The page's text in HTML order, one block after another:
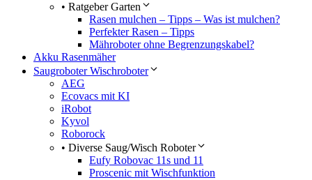
• Ratgeber Garten
Rasen mulchen – Tipps – Was ist mulchen?
Perfekter Rasen – Tipps
Mähroboter ohne Begrenzungskabel?
Akku Rasenmäher
Saugroboter Wischroboter
AEG
Ecovacs mit KI
iRobot
Kyvol
Roborock
• Diverse Saug/Wisch Roboter
Eufy Robovac 11s und 11
Proscenic mit Wischfunktion